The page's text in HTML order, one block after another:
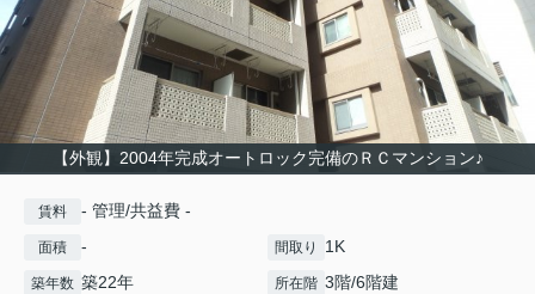
【外観】2004年完成オートロック完備のＲＣマンション♪
賃料 - 管理/共益費 -
面積 - 間取り 1K
築年数 築22年 所在階 3階/6階建